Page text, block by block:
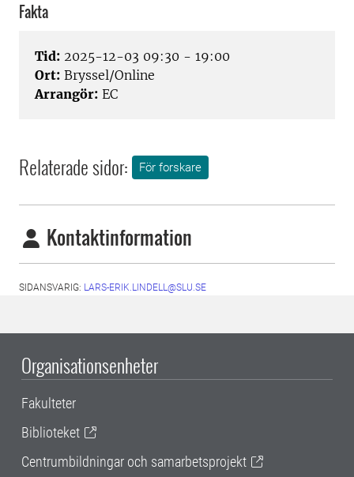
Fakta
Tid: 2025-12-03 09:30 - 19:00
Ort: Bryssel/Online
Arrangör: EC
Relaterade sidor: För forskare
Kontaktinformation
SIDANSVARIG: LARS-ERIK.LINDELL@SLU.SE
Organisationsenheter
Fakulteter
Biblioteket
Centrumbildningar och samarbetsprojekt